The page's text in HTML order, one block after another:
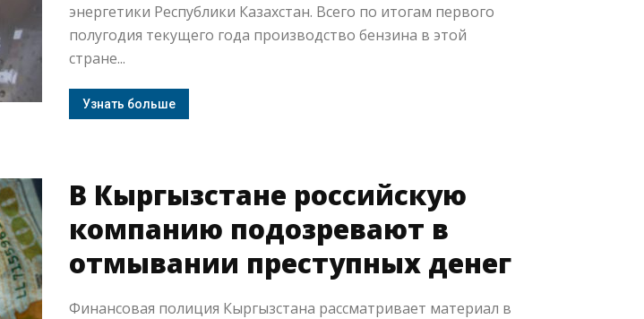
энергетики Республики Казахстан. Всего по итогам первого
полугодия текущего года производство бензина в этой
стране...
Узнать больше
В Кыргызстане российскую
компанию подозревают в
отмывании преступных денег
Финансовая полиция Кыргызстана рассматривает материал в